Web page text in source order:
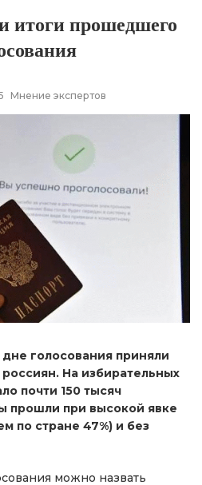
итоги прошедшего
Мнение экспертов
голосования приняли
На избирательных
почти 150 тысяч
прошли при высокой явке
по стране 47%) и без
можно назвать